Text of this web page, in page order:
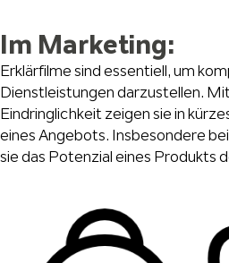
Im Marketing:
Erklärfilme sind essentiell, um
Dienstleistungen darzustellen.
Eindringlichkeit zeigen sie in
eines Angebots. Insbesondere
sie das Potenzial eines Produkts